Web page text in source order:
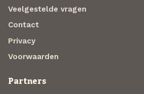
Veelgestelde vragen
Contact
Privacy
Voorwaarden
Partners